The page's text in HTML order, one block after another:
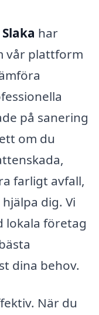
har
vår plattform
på sanering
om du
farligt avfall,
dig. Vi
lokala företag
dina behov.
När du